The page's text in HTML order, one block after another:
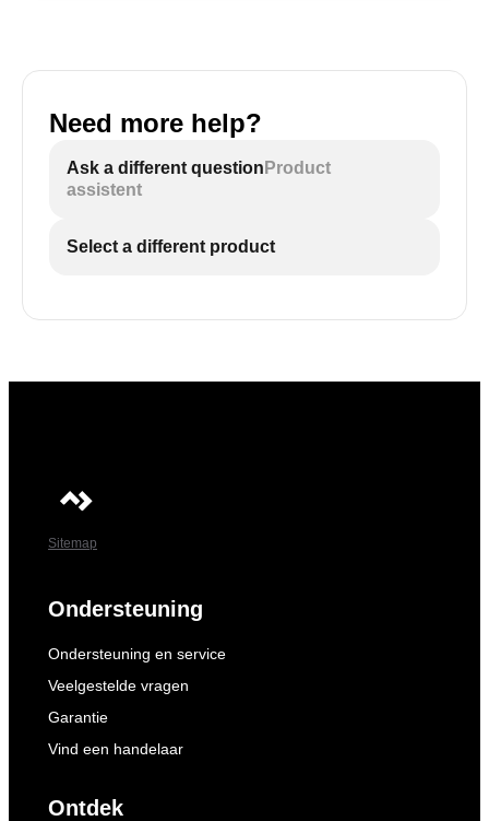
Need more help?
Ask a different question Product
assistent
Select a different product
Sitemap
Ondersteuning
Ondersteuning en service
Veelgestelde vragen
Garantie
Vind een handelaar
Ontdek